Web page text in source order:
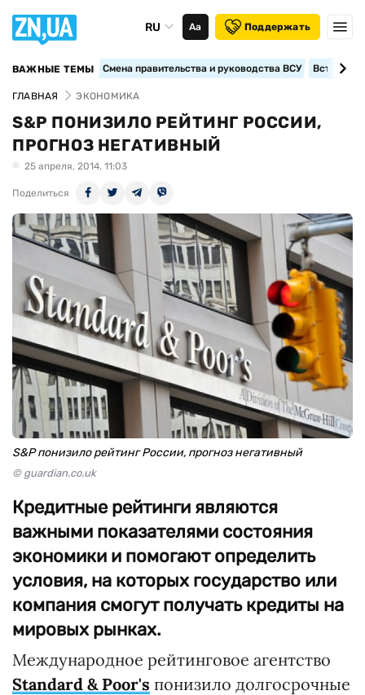
RU Аа Поддержать
ВАЖНЫЕ ТЕМЫ Смена правительства и руководства ВСУ
ГЛАВНАЯ ЭКОНОМИКА
S&P ПОНИЗИЛО РЕЙТИНГ РОССИИ,
ПРОГНОЗ НЕГАТИВНЫЙ
25 апреля, 2014, 11:03
Поделиться
S&P понизило рейтинг России, прогноз негативный
© guardian.co.uk
Кредитные рейтинги являются
важными показателями состояния
экономики и помогают определить
условия, на которых государство или
компания смогут получать кредиты на
мировых рынках.
Международное рейтинговое агентство
Standard & Poor's понизило долгосрочные